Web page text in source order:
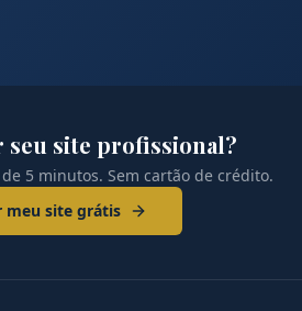
site profissional?
5 minutos. Sem cartão de crédito.
meu site grátis